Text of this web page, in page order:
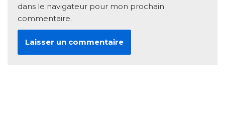
dans le navigateur pour mon prochain
commentaire.